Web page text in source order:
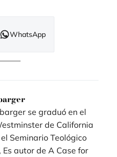
WhatsApp
(se
se graduó en el
de California
Seminario Teológico
Es autor de A Case for